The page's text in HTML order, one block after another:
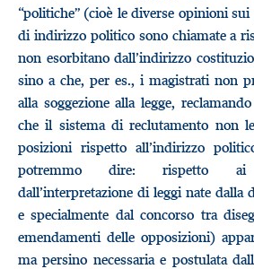
“politiche” (cioè le diverse opinioni
di indirizzo politico sono chiamate a
non esorbitano dall’indirizzo
sino a che, per es., i magistrati non
alla soggezione alla legge,
che il sistema di reclutamento non
posizioni rispetto all’indirizzo
potremmo dire: rispetto
dall’interpretazione di leggi nate dalla
e specialmente dal concorso tra
emendamenti delle opposizioni)
ma persino necessaria e postulata